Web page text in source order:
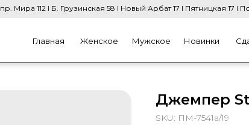
Главная Женское Мужское Новинки
пр. Мира 112 I Б. Грузинская 58 I Новый Арбат 17 I Пятницкая 17 I
Джемпер
SKU: ПМ-7541а/19